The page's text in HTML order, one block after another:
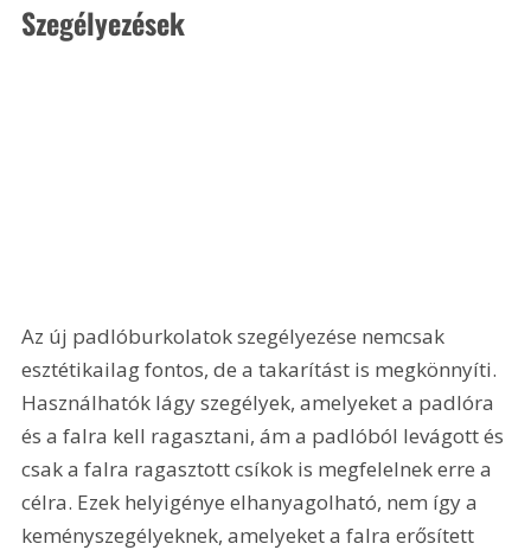
Szegélyezések
Az új padlóburkolatok szegélyezése nemcsak
esztétikailag fontos, de a takarítást is megkönnyíti.
Használhatók lágy szegélyek, amelyeket a padlóra
és a falra kell ragasztani, ám a padlóból levágott és
csak a falra ragasztott csíkok is megfelelnek erre a
célra. Ezek helyigénye elhanyagolható, nem így a
keményszegélyeknek, amelyeket a falra erősített